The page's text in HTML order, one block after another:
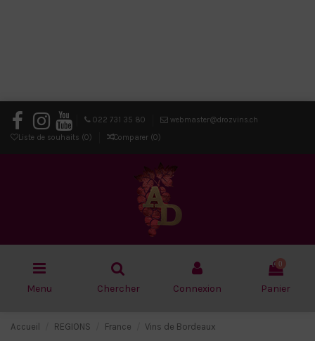
022 731 35 80
webmaster@drozvins.ch
Liste de souhaits (0) Comparer (0)
Menu Chercher Connexion
0
Panier
Accueil REGIONS France Vins de Bordeaux